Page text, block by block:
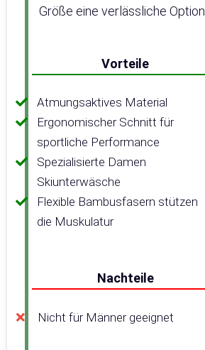
Größe eine verlässliche Option.
Vorteile
Atmungsaktives Material
Ergonomischer Schnitt für
sportliche Performance
Spezialisierte Damen
Skiunterwäsche
Flexible Bambusfasern stützen
die Muskulatur
Nachteile
Nicht für Männer geeignet